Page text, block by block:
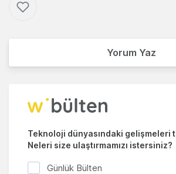
Yorum Yaz
Teknoloji dünyasındaki gelişmeleri
Neleri size ulaştırmamızı istersiniz?
Günlük Bülten